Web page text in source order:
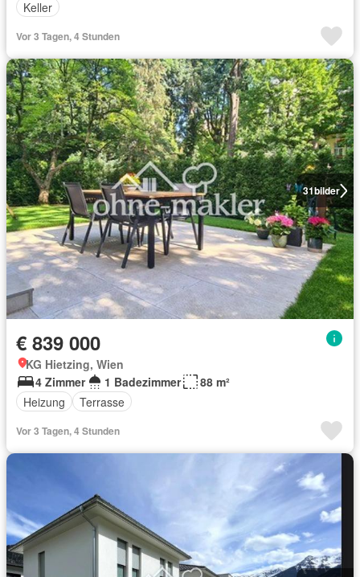
Keller
Vor 3 Tagen, 4 Stunden
31bilder
€ 839 000
KG Hietzing, Wien
4 Zimmer
1 Badezimmer
88 m²
Heizung
Terrasse
Vor 3 Tagen, 4 Stunden